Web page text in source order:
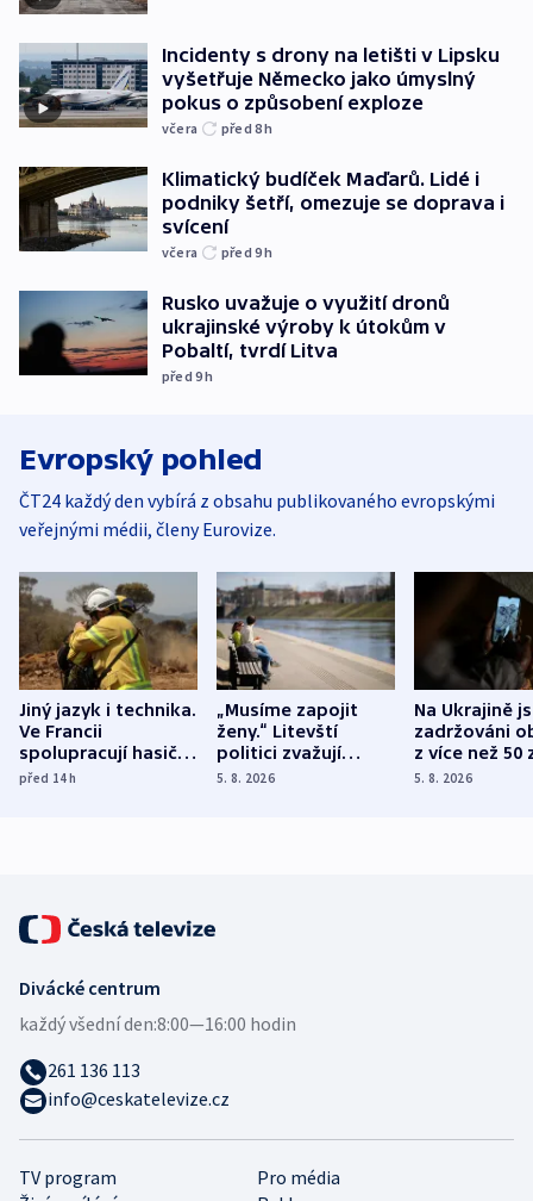
Incidenty s drony na letišti v Lipsku
vyšetřuje Německo jako úmyslný
pokus o způsobení exploze
včera před 8h
Klimatický budíček Maďarů. Lidé i
podniky šetří, omezuje se doprava i
svícení
včera před 9h
Rusko uvažuje o využití dronů
ukrajinské výroby k útokům v
Pobaltí, tvrdí Litva
před 9h
Evropský pohled
ČT24 každý den vybírá z obsahu publikovaného evropskými
veřejnými médii, členy Eurovize.
Jiný jazyk i technika.
Ve Francii
spolupracují hasiči z
různých zemí
před 14h
„Musíme zapojit
ženy.“ Litevští
politici zvažují
dohodu o
5. 8. 2026
Na Ukrajině
zadržováni
z více než 50
Bojovali na
5. 8. 2026
TV program
Pro média
Divácké centrum
každý všední den:8:00—16:00 hodin
261 136 113
info@ceskatelevize.cz